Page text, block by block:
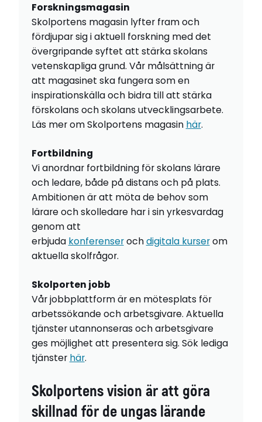
Forskningsmagasin
Skolportens magasin lyfter fram och
fördjupar sig i aktuell forskning med det
övergripande syftet att stärka skolans
vetenskapliga grund. Vår målsättning är
att magasinet ska fungera som en
inspirationskälla och bidra till att stärka
förskolans och skolans utvecklingsarbete.
Läs mer om Skolportens magasin här.
Fortbildning
Vi anordnar fortbildning för skolans lärare
och ledare, både på distans och på plats.
Ambitionen är att möta de behov som
lärare och skolledare har i sin yrkesvardag
genom att
erbjuda konferenserochdigitala kurserom
aktuella skolfrågor.
Skolporten jobb
Vår jobbplattform är en mötesplats för
arbetssökande och arbetsgivare. Aktuella
tjänster utannonseras och arbetsgivare
ges möjlighet att presentera sig. Sök lediga
tjänster här.
Skolportens vision är att göra
skillnad för de ungas lärande